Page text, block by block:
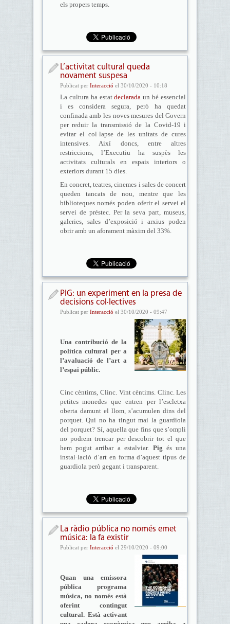
els propers temps.
L’activitat cultural queda
novament suspesa
Publicat per Interacció el 30/10/2020 - 10:18
La cultura ha estatdeclarada un bé essencial
i es considera segura, però ha quedat
confinada amb les noves mesures del Govern
per reduir la transmissió de la Covid-19 i
evitar el col·lapse de les unitats de cures
intensives. Així doncs, entre altres
restriccions, l’Executiu ha suspès les
activitats culturals en espais interiors o
exteriors durant 15 dies.
En concret, teatres, cinemes i sales de concert
queden tancats de nou, mentre que les
biblioteques només poden oferir el servei el
servei de préstec. Per la seva part, museus,
galeries, sales d’exposició i arxius poden
obrir amb un aforament màxim del 33%.
PIG: un experiment en la presa de
decisions col·lectives
Publicat per Interacció el 30/10/2020 - 09:47
Una contribució de la
política cultural per a
l’avaluació de l’art a
l’espai públic.
Cinc cèntims, Clinc. Vint cèntims. Clinc. Les
petites monedes que entren per l’escletxa
oberta damunt el llom, s’acumulen dins del
porquet. Qui no ha tingut mai la guardiola
del porquet? Sí, aquella que fins que s’ompli
no podrem trencar per descobrir tot el que
hem pogut arribar a estalviar. Pig és una
instal·lació d’art en forma d’aquest tipus de
guardiola però gegant i transparent.
La ràdio pública no només emet
música: la fa existir
Publicat per Interacció el 29/10/2020 - 09:00
Quan una emissora
pública programa
música, no només està
oferint contingut
cultural. Està activant